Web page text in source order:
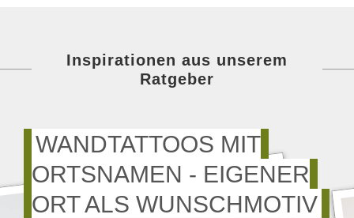
Inspirationen aus unserem
Ratgeber
WANDTATTOOS MIT
ORTSNAMEN - EIGENER
ORT ALS WUNSCHMOTIV